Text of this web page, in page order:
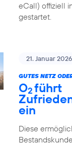
eCall) offiziell
gestartet.
21. Januar 2026
GUTES NETZ
O2führt
ein
Diese